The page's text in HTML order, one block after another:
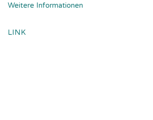
Weitere Informationen
LINK